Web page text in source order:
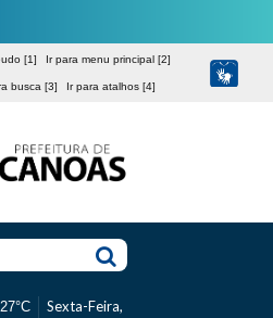
[1] Ir para menu principal [2]
busca [3] Ir para atalhos [4]
27°C
Sexta-Feira,